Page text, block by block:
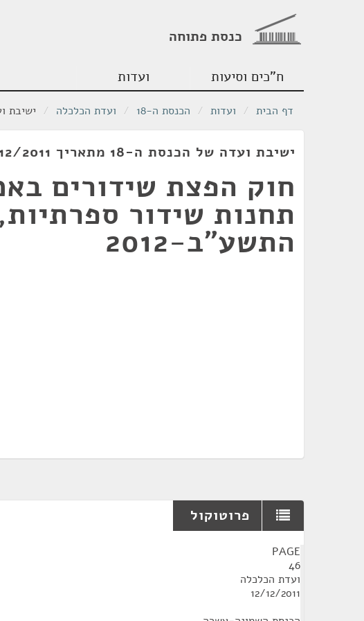
כנסת פתוחה
ח"כים וסיעות ועדות
דף הבית / ועדות / הכנסת ה-18 / ועדת הכלכלה / ישיבת
ישיבת ועדה של הכנסת ה-18 מתאריך 12/12/2011
חוק הפצת שידורים
תחנות שידור ספרתיות,
התשע"ב-2012
פרוטוקול
PAGE
46
ועדת הכלכלה
12/12/2011